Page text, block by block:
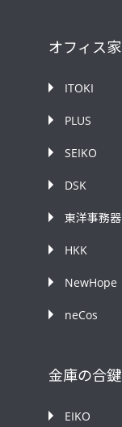
オフィス
ITOKI
PLUS
SEIKO
DSK
東洋事務器
HKK
NewHope
neCos
金庫の合
EIKO